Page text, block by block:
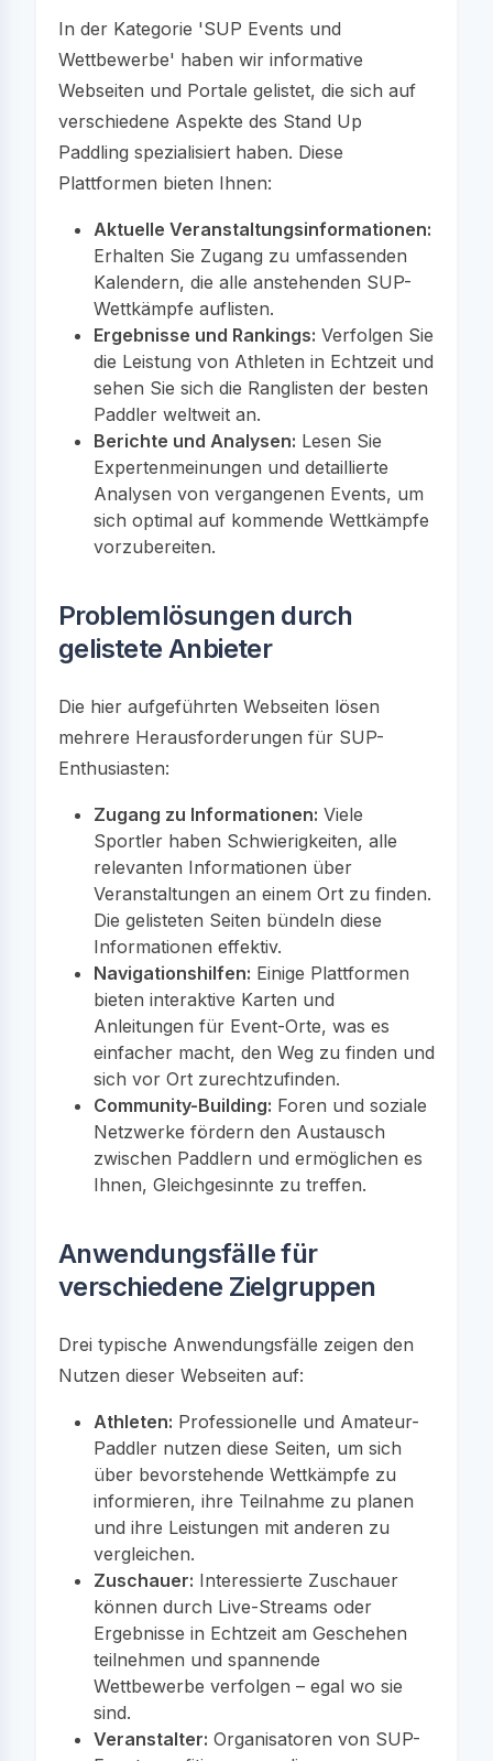
In der Kategorie 'SUP Events und
Wettbewerbe' haben wir informative
Webseiten und Portale gelistet, die sich auf
verschiedene Aspekte des Stand Up
Paddling spezialisiert haben. Diese
Plattformen bieten Ihnen:
Aktuelle Veranstaltungsinformationen:
Erhalten Sie Zugang zu umfassenden
Kalendern, die alle anstehenden SUP-
Wettkämpfe auflisten.
Ergebnisse und Rankings: Verfolgen Sie
die Leistung von Athleten in Echtzeit und
sehen Sie sich die Ranglisten der besten
Paddler weltweit an.
Berichte und Analysen: Lesen Sie
Expertenmeinungen und detaillierte
Analysen von vergangenen Events, um
sich optimal auf kommende Wettkämpfe
vorzubereiten.
Problemlösungen durch
gelistete Anbieter
Die hier aufgeführten Webseiten lösen
mehrere Herausforderungen für SUP-
Enthusiasten:
Zugang zu Informationen: Viele
Sportler haben Schwierigkeiten, alle
relevanten Informationen über
Veranstaltungen an einem Ort zu finden.
Die gelisteten Seiten bündeln diese
Informationen effektiv.
Navigationshilfen: Einige Plattformen
bieten interaktive Karten und
Anleitungen für Event-Orte, was es
einfacher macht, den Weg zu finden und
sich vor Ort zurechtzufinden.
Community-Building: Foren und soziale
Netzwerke fördern den Austausch
zwischen Paddlern und ermöglichen es
Ihnen, Gleichgesinnte zu treffen.
Anwendungsfälle für
verschiedene Zielgruppen
Drei typische Anwendungsfälle zeigen den
Nutzen dieser Webseiten auf:
Athleten: Professionelle und Amateur-
Paddler nutzen diese Seiten, um sich
über bevorstehende Wettkämpfe zu
informieren, ihre Teilnahme zu planen
und ihre Leistungen mit anderen zu
vergleichen.
Zuschauer: Interessierte Zuschauer
können durch Live-Streams oder
Ergebnisse in Echtzeit am Geschehen
teilnehmen und spannende
Wettbewerbe verfolgen – egal wo sie
sind.
Veranstalter: Organisatoren von SUP-